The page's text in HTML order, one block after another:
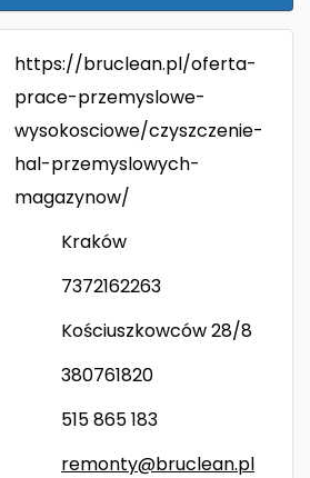
https://bruclean.pl/oferta-
prace-przemyslowe-
wysokosciowe/czyszczenie-
hal-przemyslowych-
magazynow/
Kraków
7372162263
Kościuszkowców 28/8
380761820
515 865 183
remonty@bruclean.pl